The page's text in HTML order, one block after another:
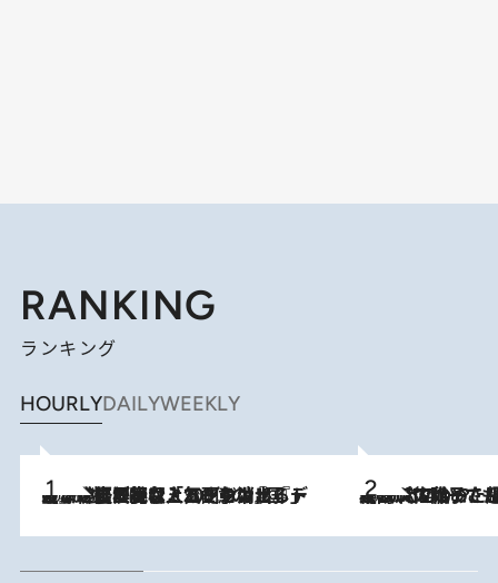
RANKING
ランキング
HOURLYDAILYWEEKLY
2026.8.5
【なぜ吉沢亮は「気配を消せる」のか？】興行収入208億の『国宝』を経て挑むミュージカル『ディア・エヴァン・ハンセン』。トップ俳優が舞台上でさらけ出した“孤独”とは 2026.8.5
【阿川佐和子さんの年とる力】なぜ70代で始めた趣味は“こんなに楽しい”のか？ ピアノ、俳句…スランプに陥っても続けられる“ある秘訣”とは